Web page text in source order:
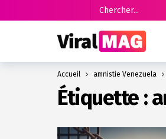
Accueil amnistie Venezuela
Étiquette :